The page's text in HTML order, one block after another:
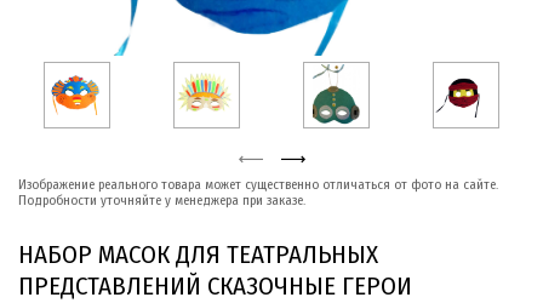
Изображение реального товара может существенно отличаться от фото на сайте.
Подробности уточняйте у менеджера при заказе.
НАБОР МАСОК ДЛЯ ТЕАТРАЛЬНЫХ
ПРЕДСТАВЛЕНИЙ СКАЗОЧНЫЕ ГЕРОИ